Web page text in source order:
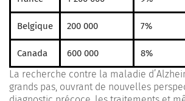
Belgique 200 000 7%
Canada 600 000 8%
La recherche contre la maladie
grands pas, ouvrant de nouvelles